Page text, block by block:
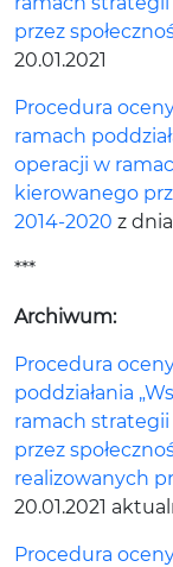
przez
20.01.2021
Procedura
ramach
operacji w
kierowanego
2014-2020 z dnia
***
Archiwum:
Procedura
poddziałania
ramach
przez
realizowanych
20.01.2021
Procedura